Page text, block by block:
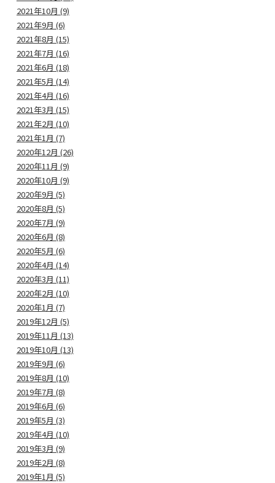
2021年10月 (9)
2021年9月 (6)
2021年8月 (15)
2021年7月 (16)
2021年6月 (18)
2021年5月 (14)
2021年4月 (16)
2021年3月 (15)
2021年2月 (10)
2021年1月 (7)
2020年12月 (26)
2020年11月 (9)
2020年10月 (9)
2020年9月 (5)
2020年8月 (5)
2020年7月 (9)
2020年6月 (8)
2020年5月 (6)
2020年4月 (14)
2020年3月 (11)
2020年2月 (10)
2020年1月 (7)
2019年12月 (5)
2019年11月 (13)
2019年10月 (13)
2019年9月 (6)
2019年8月 (10)
2019年7月 (8)
2019年6月 (6)
2019年5月 (3)
2019年4月 (10)
2019年3月 (9)
2019年2月 (8)
2019年1月 (5)